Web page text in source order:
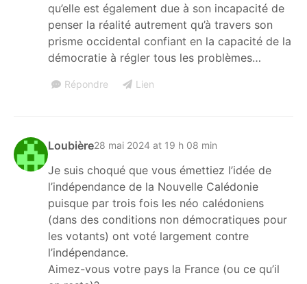
qu’elle est également due à son incapacité de
penser la réalité autrement qu’à travers son
prisme occidental confiant en la capacité de la
démocratie à régler tous les problèmes…
Répondre Lien
Loubière28 mai 2024 at 19 h 08 min
Je suis choqué que vous émettiez l’idée de
l’indépendance de la Nouvelle Calédonie
puisque par trois fois les néo calédoniens
(dans des conditions non démocratiques pour
les votants) ont voté largement contre
l’indépendance.
Aimez-vous votre pays la France (ou ce qu’il